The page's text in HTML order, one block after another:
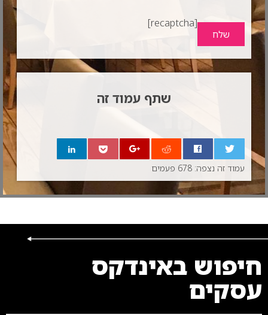
[recaptcha]
שתף עמוד זה
0
עמוד זה נצפה: 678 פעמים
חיפוש באינדקס
עסקים